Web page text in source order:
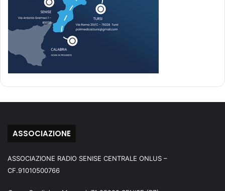
ASSOCIAZIONE
ASSOCIAZIONE RADIO SENISE CENTRALE ONLUS –
CF.91010500766